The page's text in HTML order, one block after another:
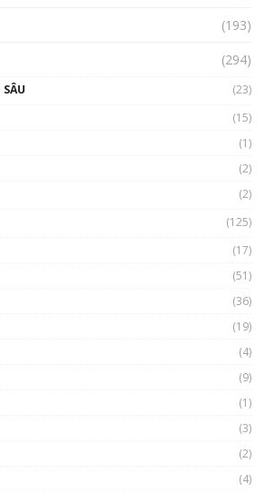
nào?
Blockchain
& Crypto qua các cuộc chiến | Phổ cập
(193)
(294)
(23)
(15)
(1)
(2)
(2)
(125)
(17)
(51)
(36)
(19)
(4)
(9)
(1)
(3)
(2)
(4)